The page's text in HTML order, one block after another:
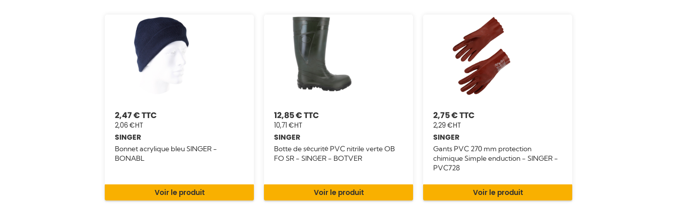
2,47 €
2,06 €
SINGER
Bonnet acrylique bleu SINGER -
BONABL
Voir le produit
12,85 €
10,71 €
SINGER
Botte de sécurité PVC nitrile verte OB
FO SR - SINGER - BOTVER
Voir le produit
2,75 €
2,29 €
SINGER
Gants PVC 270 mm protection
chimique Simple enduction - SINGER -
PVC728
Voir le produit